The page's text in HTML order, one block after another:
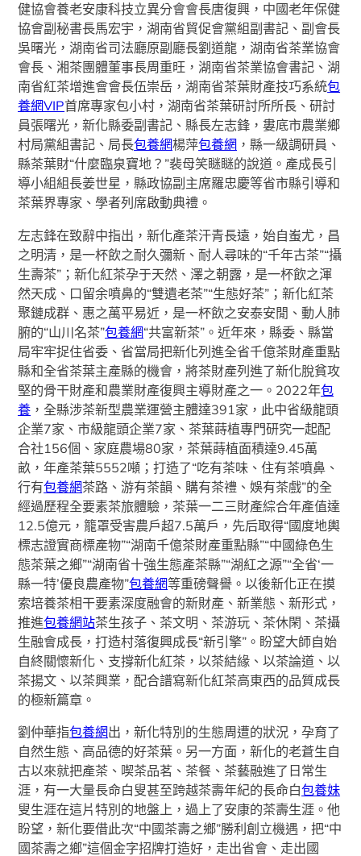
健協會養老安康科技立異分會會長唐復興，中國老年保健
協會副秘書長馬宏宇，湖南省貿促會黨組副書記、副會長
吳曙光，湖南省司法廳原副廳長劉道龍，湖南省茶業協會
會長、湘茶團體董事長周重旺，湖南省茶業協會書記、湖
南省紅茶增進會會長伍崇岳，湖南省茶葉財產技巧系統包
養網VIP首席專家包小村，湖南省茶葉研討所所長、研討
員張曙光，新化縣委副書記、縣長左志鋒，婁底市農業鄉
村局黨組書記、局長包養網楊萍包養網 ，縣一級調研員、
縣茶葉財“什麼臨泉寶地？”裴母笑瞇瞇的說道。產成長引
導小組組長姜世星，縣政協副主席羅忠慶等省市縣引導和
茶葉界專家、學者列席啟動典禮。
左志鋒在致辭中指出，新化產茶汗青長遠，始自蚩尤，昌
之明清，是一杯飲之耐久彌新、耐人尋味的“千年古茶”“攝
生壽茶”；新化紅茶孕于天然、澤之朝露，是一杯飲之渾
然天成、口留余噴鼻的“雙遺老茶”“生態好茶”；新化紅茶
聚鏈成群、惠之萬平易近，是一杯飲之安泰安閒、動人肺
腑的“山川名茶”包養網“共富新茶”。近年來，縣委、縣當
局牢牢捉住省委、省當局把新化列進全省千億茶財產重點
縣和全省茶葉主產縣的機會，將茶財產列進了新化脫貧攻
堅的骨干財產和農業財產復興主導財產之一。2022年包
養 ，全縣涉茶新型農業運營主體達391家，此中省級龍頭
企業7家、市級龍頭企業7家、茶葉蒔植專門研究一起配
合社156個、家庭農場80家，茶葉蒔植面積達9.45萬
畝，年產茶葉5552噸；打造了“吃有茶味、住有茶噴鼻、
行有包養網茶路、游有茶韻、購有茶禮、娛有茶戲”的全
經過歷程全要素茶旅體驗，茶葉一二三財產綜合年產值達
12.5億元，籠罩受害農戶超7.5萬戶，先后取得“國度地輿
標志證實商標產物”“湖南千億茶財產重點縣”“中國綠色生
態茶葉之鄉”“湖南省十強生態產茶縣”“湖紅之源”“全省‘一
縣一特’優良農產物”包養網等重磅聲譽。以後新化正在摸
索培養茶相干要素深度融會的新財產、新業態、新形式，
推進包養網站茶生孩子、茶文明、茶游玩、茶休閑、茶攝
生融會成長，打造村落復興成長“新引擎”。盼望大師自始
自終關懷新化、支撐新化紅茶，以茶結緣、以茶論道、以
茶揚文、以茶興業，配合譜寫新化紅茶高東西的品質成長
的極新篇章。
劉仲華指包養網出，新化特別的生態周遭的狀況，孕育了
自然生態、高品德的好茶葉。另一方面，新化的老蒼生自
古以來就把產茶、喫茶品茗、茶餐、茶藝融進了日常生
涯，有一大量長命白叟甚至跨越茶壽年紀的長命白包養妹
叟生涯在這片特別的地盤上，過上了安康的茶壽生涯。他
盼望，新化要借此次“中國茶壽之鄉”勝利創立機遇，把“中
國茶壽之鄉”這個金字招牌打造好，走出省會、走出國